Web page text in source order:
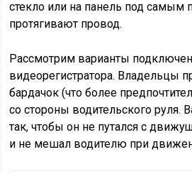
стекло или на панель под самым
протягивают провод.
Рассмотрим варианты
видеорегистратора. Владельцы
бардачок (что более
со стороны водительского руля.
так, чтобы он не путался с
и не мешал водителю при